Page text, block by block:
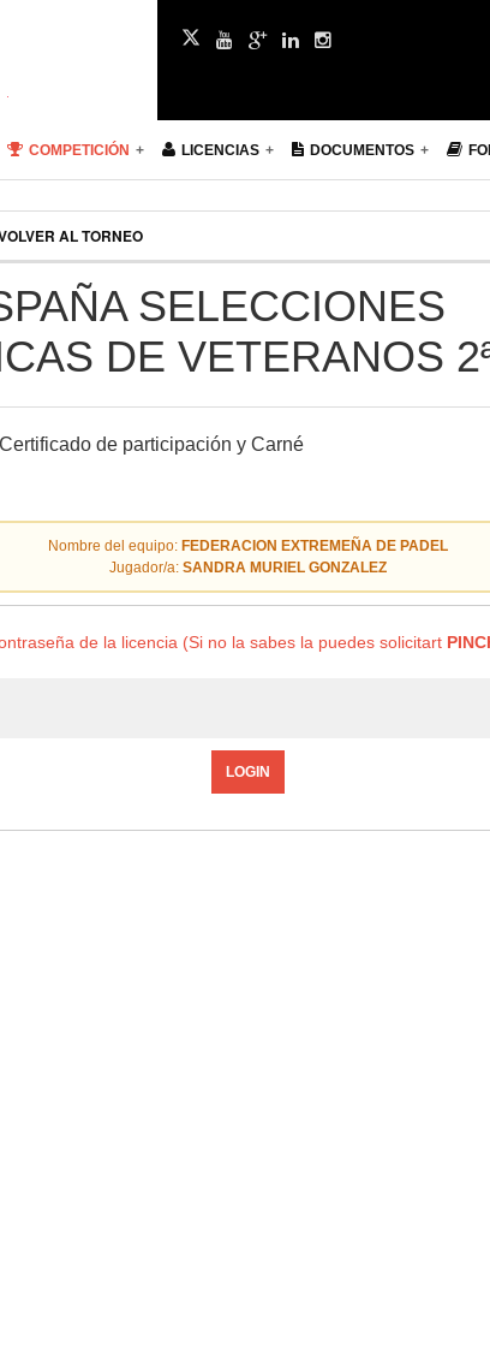
COMPETICIÓN LICENCIAS DOCUMENTOS
AL TORNEO
SELECCIONES
DE VETERANOS
de participación y Carné
Nombre del equipo: FEDERACION EXTREMEÑA DE PADEL
Jugador/a: SANDRA MURIEL GONZALEZ
de la licencia (Si no la sabes la puedes solicitart
LOGIN